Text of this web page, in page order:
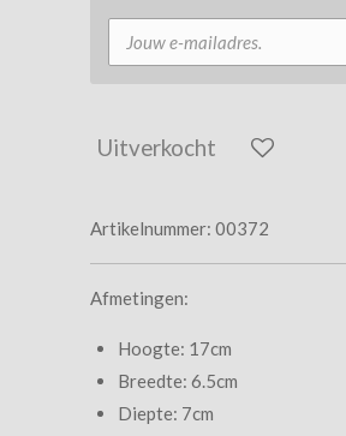
Uitverkocht
Artikelnummer: 00372
Afmetingen:
Hoogte: 17cm
Breedte: 6.5cm
Diepte: 7cm